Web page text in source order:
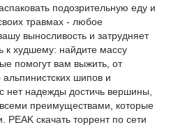
подозрительную еду и
травмах - любое
выносливость и затрудняет
к худшему: найдите массу
помогут вам выжить, от
альпинистских шипов и
нет надежды достичь вершины,
преимуществами, которые
скачать торрент по сети